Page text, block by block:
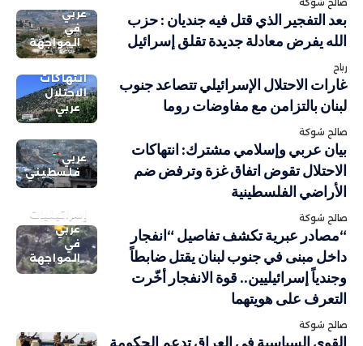
صالح شوكة
عربي
في
المواجهة
بعد التفجير الذي قتل فيه جنديان : حزب
الله يفرض معادلة جديدة تقلق إسرائيل
رباح
انتهاكات
الاحتلال
عربي
غارات الاحتلال الإسرائيلي تتصاعد جنوب
لبنان بالتزامن مع مفاوضات روما
صالح شوكة
عربي
فلسطيني
بيان عربي وإسلامي مشترك: انتهاكات
الاحتلال تقوض اتفاق غزة وترفض ضم
الأراضي الفلسطينية
صالح شوكة
إسرائيليات
عربي
في
المواجهة
“مصادر عبرية تكشف تفاصيل “انفجار
داخل مبنى في جنوب لبنان يقتل ضابطاً
وجندياً إسرائيليين.. قوة الانفجار أخّرت
التعرف على هويتهما
صالح شوكة